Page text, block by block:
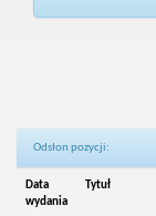
Odsłon pozycji:
Data
wydania
Tytuł